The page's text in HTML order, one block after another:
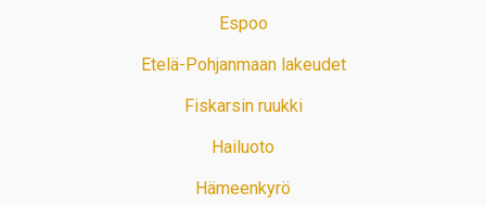
Espoo
Etelä-Pohjanmaan lakeudet
Fiskarsin ruukki
Hailuoto
Hämeenkyrö